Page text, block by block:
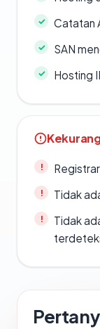
Catatan
SAN
Hosting
Tidak
Tidak